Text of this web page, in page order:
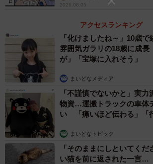
2026.08.05
アクセスランキング
「化けましたね～」10歳
雰囲気ガラリの18歳に成
が」「宝塚に入れそう」
まいどなメディア
「不謹慎でないかと」実
物資…運搬トラックの車体
い 「痛いほど伝わる」「
まいどなトピック
「そのままにしといてく
い猫を前に返された一言…